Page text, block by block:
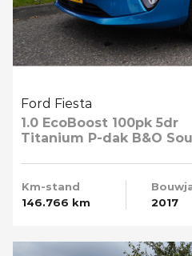
Ford Fiesta
1.0 EcoBoost 100pk 5dr
Titanium P-dak B&O
Km-stand
146.766 km
2017